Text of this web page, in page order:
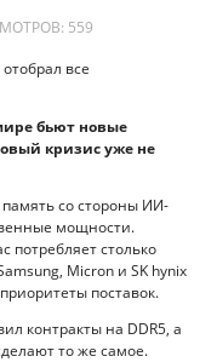
559
все
бьют новые
кризис уже не
со стороны ИИ-
мощности.
потребляет столько
Micron и SK hynix
поставок.
контракты на DDR5, а
то же самое.